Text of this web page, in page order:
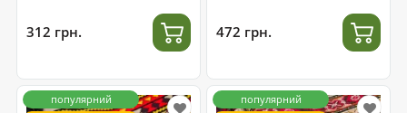
312 грн. 472 грн.
популярний
популярний